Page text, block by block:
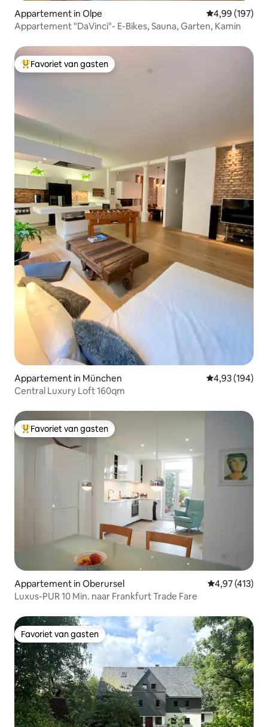
Appartement in Olpe Gemiddelde
4,99 (197)
Appartement "DaVinci"- E-Bikes, Sauna, Garten, Kamin
Topfavoriet van gasten
Favoriet van gasten
Appartement in München Gemiddelde
4,93 (194)
Central Luxury Loft 160qm
Topfavoriet van gasten
Favoriet van gasten
Appartement in Oberursel Gemiddelde
4,97 (413)
Luxus-PUR 10 Min. naar Frankfurt Trade Fare
Favoriet van gasten
Favoriet van gasten